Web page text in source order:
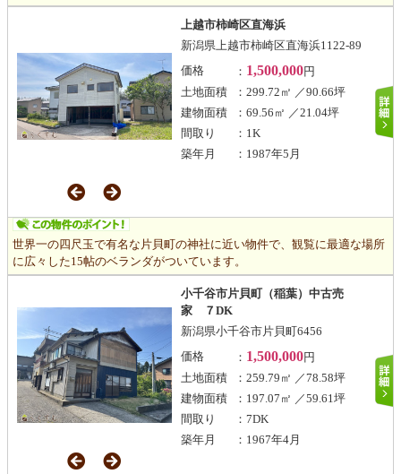
上越市柿崎区直海浜
新潟県上越市柿崎区直海浜1122-89
価格
： 1,500,000円
土地面積
：299.72㎡ ／90.66坪
建物面積
：69.56㎡ ／21.04坪
間取り
：1K
築年月
：1987年5月
世界一の四尺玉で有名な片貝町の神社に近い物件で、観覧に最適な場所
に広々した15帖のベランダがついています。
小千谷市片貝町（稲葉）中古売
家 ７DK
新潟県小千谷市片貝町6456
価格
： 1,500,000円
土地面積
：259.79㎡ ／78.58坪
建物面積
：197.07㎡ ／59.61坪
間取り
：7DK
築年月
：1967年4月